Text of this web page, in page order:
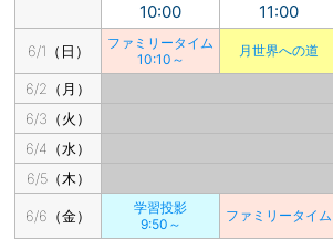
10:00 11:00
6/1（日）
ファミリータイム
10:10～
月世界への道
6/2（月）
6/3（火）
6/4（水）
6/5（木）
6/6（金）
学習投影
9:50～
ファミリータイム